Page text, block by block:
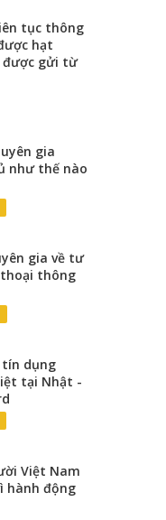
tục thông
hạt
được gửi từ
gia
như thế nào
gia về tư
thông
tín dụng
tại Nhật -
Việt Nam
hành động